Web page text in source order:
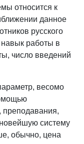
относится к
данное
русского
навык работы в
число введений
весомо
преподавания,
систему
обычно, цена